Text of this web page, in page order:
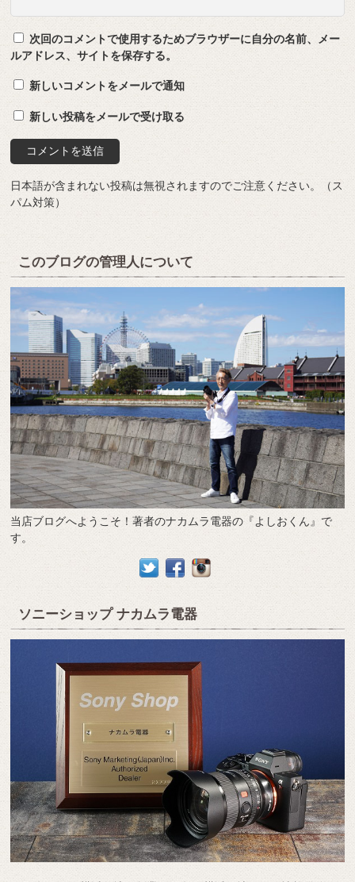
次回のコメントで使用するためブラウザーに自分の名前、メー
ルアドレス、サイトを保存する。
新しいコメントをメールで通知
新しい投稿をメールで受け取る
日本語が含まれない投稿は無視されますのでご注意ください。（ス
パム対策）
このブログの管理人について
当店ブログへようこそ！著者のナカムラ電器の『よしおくん』で
す。
ソニーショップ ナカムラ電器